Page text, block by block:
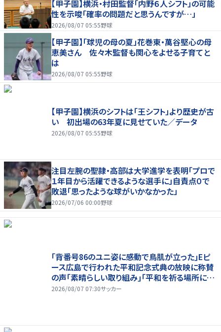
【甲子園】横浜・村田監督「内野６人シフト」の可能
性を示唆「確率の問題だと思うんですが…」
2026/08/07 05:55野球
【甲子園】「球児の母の夏」花巻東・萬谷堅心の母
恵美さん 佐々木監督も関心をよせる子育てと
は
2026/08/07 05:55野球
【甲子園】横浜のシフトは「王シフト」より歴史が古
い 初出場の63年夏に見せていた／データ
2026/08/07 05:55野球
注目左腕の聖隷・高部は大学進学を表明「プロで
１年目から活躍できるような選手に」自責点０で
敗退「思ったような球がいかなかった」
2026/07/06 00:00野球
｢背番号86のユニ姿に感動で鳥肌が立った｣Eピ
ース広島で行われた平和記念式典の放映に称賛
の声｢素晴らしい取り組み｣｢平和を祈る場所に相
応しい｣
2026/08/07 07:30サッカー